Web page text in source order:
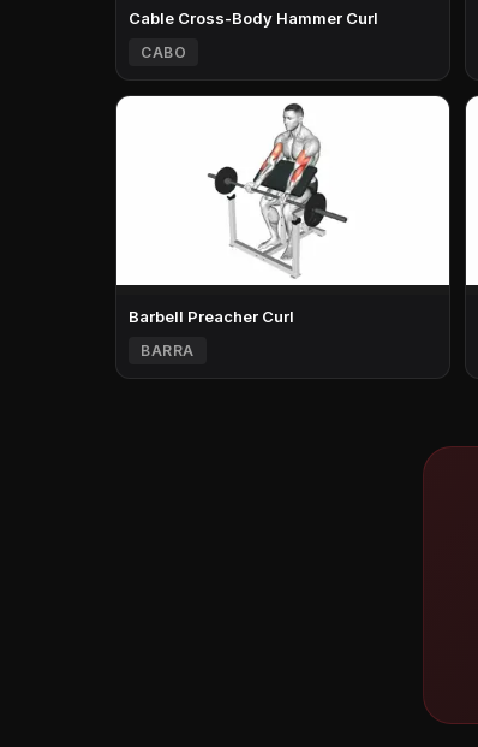
Cable Cross-Body Hammer Curl
CABO
Barbell Preacher Curl
BARRA